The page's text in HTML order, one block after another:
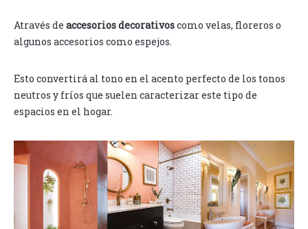
Através de accesorios decorativoscomo velas, floreros o
algunos accesorios como espejos.
Esto convertirá al tono en el acento perfecto de los tonos
neutros y fríos que suelen caracterizar este tipo de
espacios en el hogar.